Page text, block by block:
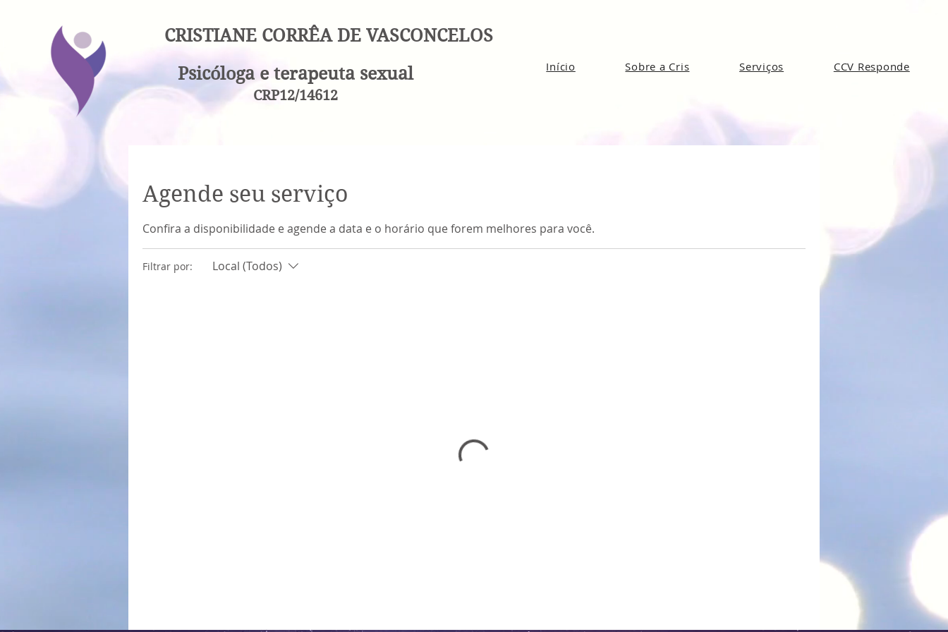
CRISTIANE CORRÊA DE VASCONCELOS
Psicóloga e terapeuta sexual
CRP12/14612
Início Sobre a Cris Serviços CCV Responde
Agende seu serviço
Confira a disponibilidade e agende a data e o horário que forem melhores para você.
Filtrar por: Local (Todos)